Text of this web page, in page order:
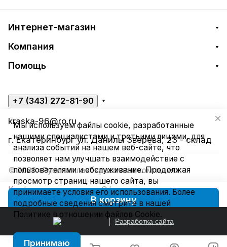
В корзину
Интернет-магазин
Компания
Помощь
+7 (343) 272-81-90
kraska-96@ro.ru
г. Екатеринбург ул. Данилы Зверева, 23 - склад
© 2026 «Русская лакокрасочная компания»
Конфиденциальность
Оферта
Разработка сайта
Мы используем файлы cookie, разработанные
нашими специалистами и третьими лицами, для
анализа событий на нашем веб-сайте, что
позволяет нам улучшать взаимодействие с
пользователями и обслуживание. Продолжая
просмотр страниц нашего сайта, вы
принимаете условия его использования. Более
подробные сведения смотрите в нашей
Политике в отношении файлов Cookie.
Принимаю